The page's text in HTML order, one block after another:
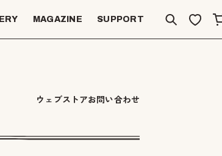
MAGAZINE SUPPORT
ウェブストアお問い合わせ